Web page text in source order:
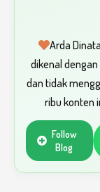
Arda
dikenal
dan tidak
ribu konten
Follow
Blog